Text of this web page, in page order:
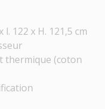
122 x H. 121,5 cm
thermique (coton